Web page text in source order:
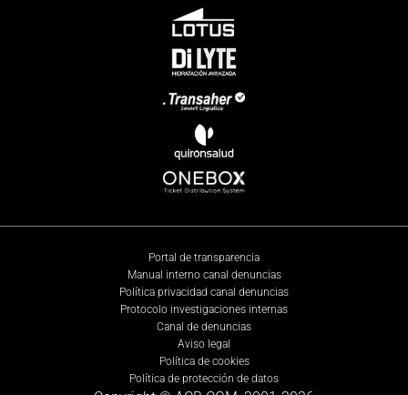
Portal de transparencia
Manual interno canal denuncias
Política privacidad canal denuncias
Protocolo investigaciones internas
Canal de denuncias
Aviso legal
Política de cookies
Política de protección de datos